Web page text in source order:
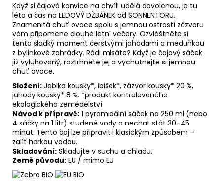
Když si čajová konvice na chvíli udělá dovolenou, je tu
léto a čas na LEDOVÝ DŽBÁNEK od SONNENTORU.
Znamenitá chuť ovoce spolu s jemnou ostrostí zázvoru
vám připomene dlouhé letní večery. Ozvláštněte si
tento sladký moment čerstvými jahodami a meduňkou
z bylinkové zahrádky. Rádi mlsáte? Když je čajový sáček
již vyluhovaný, roztrhněte jej a vychutnejte si jemnou
chuť ovoce.
Složení: Jablka kousky*, ibišek*, zázvor kousky* 20 %,
jahody kousky* 8 %. *produkt kontrolovaného
ekologického zemědělství
Návod k přípravě: 1 pyramidální sáček na 250 ml (nebo
4 sáčky na 1 litr) studené vody a nechat stát 30–45
minut. Tento čaj lze připravit i klasickým způsobem –
zalít horkou vodou.
Skladování: Skladujte v suchu a chladu.
Země původu: EU / mimo EU